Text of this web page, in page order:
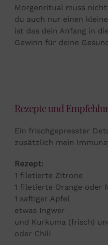
Morgenritual muss
du auch nur einen
ist das dein Anfang in
Gewinn für deine
Rezepte und
Ein frischgepresster
zusätzlich mein
Rezept:
1 filetierte Zitrone
1 filetierte Orange oder
1 saftiger Apfel
etwas Ingwer
und Kurkuma (frisch)
oder Chili